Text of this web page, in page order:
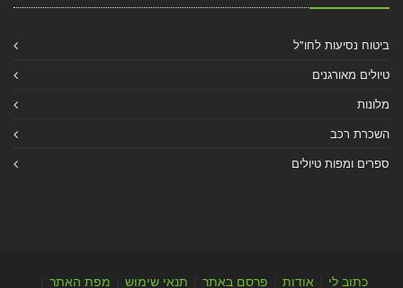
ביטוח נסיעות לחו"ל
טיולים מאורגנים
מלונות
השכרת רכב
ספרים ומפות טיולים
כתוב לי אודות פרסם באתר תנאי שימוש מפת האתר